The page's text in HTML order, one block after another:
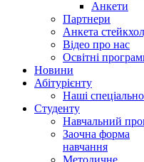
Анкети
Партнери
Анкета
Відео про нас
Освітні
Hовини
Абітурієнту
Наші
Студенту
Навчальний
Заочна форма
навчання
Методичне